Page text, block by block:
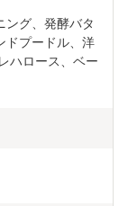
ング、発酵バタ
ドプードル、洋
ハロース、ベー